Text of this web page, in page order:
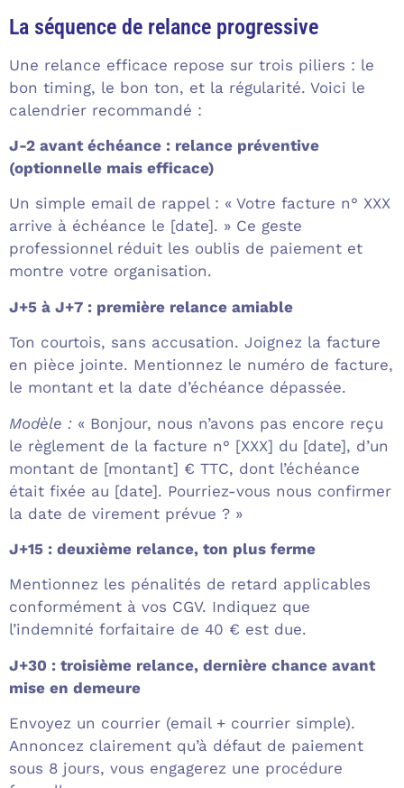
La séquence de relance progressive
Une relance efficace repose sur trois piliers : le
bon timing, le bon ton, et la régularité. Voici le
calendrier recommandé :
J-2 avant échéance : relance préventive
(optionnelle mais efficace)
Un simple email de rappel : « Votre facture n° XXX
arrive à échéance le [date]. » Ce geste
professionnel réduit les oublis de paiement et
montre votre organisation.
J+5 à J+7 : première relance amiable
Ton courtois, sans accusation. Joignez la facture
en pièce jointe. Mentionnez le numéro de facture,
le montant et la date d’échéance dépassée.
Modèle : « Bonjour, nous n’avons pas encore reçu
le règlement de la facture n° [XXX] du [date], d’un
montant de [montant] € TTC, dont l’échéance
était fixée au [date]. Pourriez-vous nous confirmer
la date de virement prévue ? »
J+15 : deuxième relance, ton plus ferme
Mentionnez les pénalités de retard applicables
conformément à vos CGV. Indiquez que
l’indemnité forfaitaire de 40 € est due.
J+30 : troisième relance, dernière chance avant
mise en demeure
Envoyez un courrier (email + courrier simple).
Annoncez clairement qu’à défaut de paiement
sous 8 jours, vous engagerez une procédure